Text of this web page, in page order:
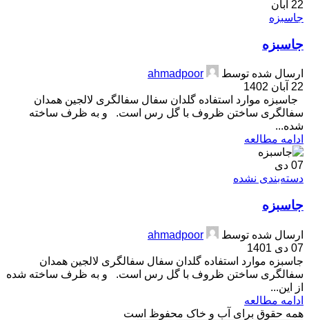
22 آبان
جاسبزه
جاسبزه
ارسال شده توسط
ahmadpoor
22 آبان 1402
جاسبزه موارد استفاده گلدان سفال سفالگری لالجین همدان
سفالگری ساختن ظروف با گل رس است. و به ظرف ساخته
شده...
ادامه مطالعه
07 دی
دسته‌بندی نشده
جاسبزه
ارسال شده توسط
ahmadpoor
07 دی 1401
جاسبزه موارد استفاده گلدان سفال سفالگری لالجین همدان
سفالگری ساختن ظروف با گل رس است. و به ظرف ساخته شده
از این...
ادامه مطالعه
همه حقوق برای آب و خاک محفوظ است